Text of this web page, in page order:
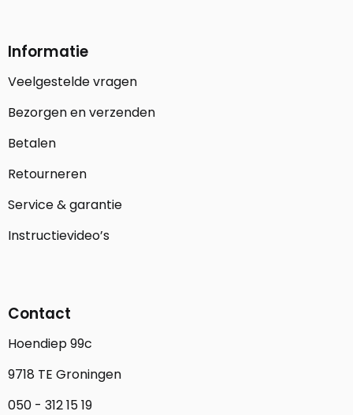
Informatie
Veelgestelde vragen
Bezorgen en verzenden
Betalen
Retourneren
Service & garantie
Instructievideo’s
Contact
Hoendiep 99c
9718 TE Groningen
050 - 312 15 19